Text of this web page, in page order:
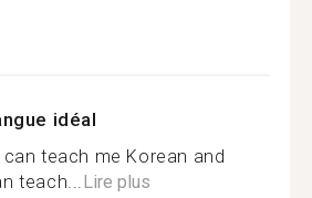
idéal
teach me Korean and
teach...Lire plus